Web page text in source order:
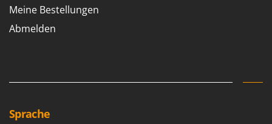
Meine Bestellungen
Abmelden
Sprache